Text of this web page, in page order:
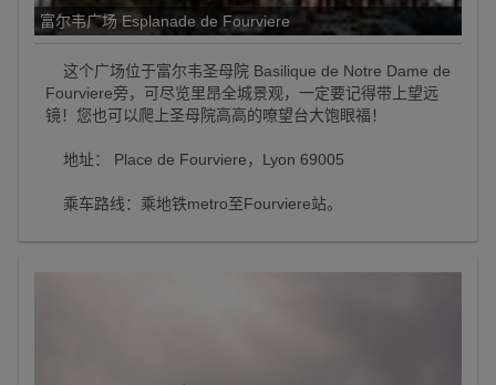
富尔韦广场 Esplanade de Fourviere
这个广场位于富尔韦圣母院 Basilique de Notre Dame de
Fourviere旁，可尽览里昂全城景观，一定要记得带上望远
镜！您也可以爬上圣母院高高的嘹望台大饱眼福！
地址： Place de Fourviere，Lyon 69005
乘车路线：乘地铁metro至Fourviere站。